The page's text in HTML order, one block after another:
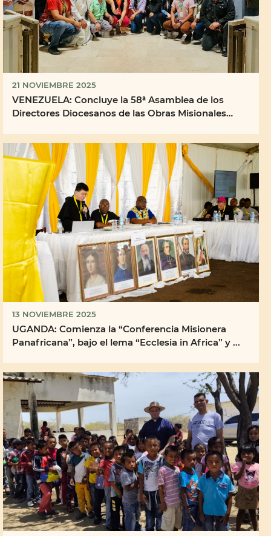
21 NOVIEMBRE 2025
VENEZUELA: Concluye la 58ª Asamblea de los
Directores Diocesanos de las Obras Misionales
13 NOVIEMBRE 2025
UGANDA: Comienza la “Conferencia Misionera
Panafricana”, bajo el lema “Ecclesia in Africa” y ...